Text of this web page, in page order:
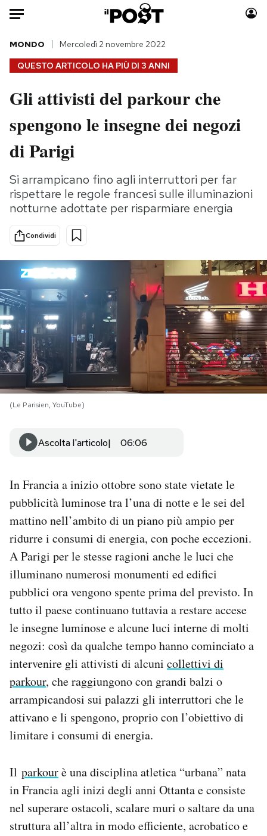
Auto
HOME
Italia
Politica
Tecnologia
Scienza
Sport
Moda
Consumismi
Media
Europa
PODCAST
NEWSLETTER
I MIEI PREFERITI
SHOP
CALENDARIO
AREA PERSONALE
Newsletter
Notifiche mobile
Regala il Post
Hai bisogno di aiuto?
Esci
QUESTO ARTICOLO HA PIÙ DI 3 ANNI
MONDO Mercoledì 2 novembre 2022
Gli attivisti del parkour che
spengono le insegne dei negozi
di Parigi
Si arrampicano fino agli interruttori per far
rispettare le regole francesi sulle illuminazioni
notturne adottate per risparmiare energia
Condividi
(Le Parisien, YouTube)
Ascolta l'articolo 06:06
In Francia a inizio ottobre sono state vietate le
pubblicità luminose tra l’una di notte e le sei del
mattino nell’ambito di un piano più ampio per
ridurre i consumi di energia, con poche eccezioni.
A Parigi per le stesse ragioni anche le luci che
illuminano numerosi monumenti ed edifici
pubblici ora vengono spente prima del previsto. In
tutto il paese continuano tuttavia a restare accese
le insegne luminose e alcune luci interne di molti
negozi: così da qualche tempo hanno cominciato a
intervenire gli attivisti di alcuni collettivi di
parkour, che raggiungono con grandi balzi o
arrampicandosi sui palazzi gli interruttori che le
attivano e li spengono, proprio con l’obiettivo di
limitare i consumi di energia.
Il parkourè una disciplina atletica “urbana” nata
in Francia agli inizi degli anni Ottanta e consiste
nel superare ostacoli, scalare muri o saltare da una
struttura all’altra in modo efficiente, acrobatico e